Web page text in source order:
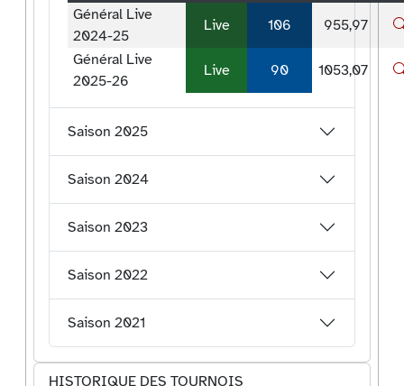
Général Live
2024-25
Live 106
955,97
Général Live
2025-26
Live 90 1053,07
Saison 2025
Saison 2024
Saison 2023
Saison 2022
Saison 2021
HISTORIQUE DES TOURNOIS